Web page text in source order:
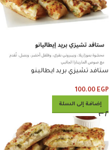
ستافد تشيزي بريد ايطالينو
100.00 EGP
إضافة إلى السلة